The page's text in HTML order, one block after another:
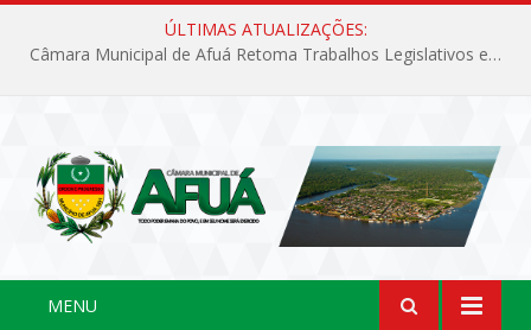
ÚLTIMAS ATUALIZAÇÕES:
Câmara Municipal de Afuá Retoma Trabalhos Legislativos em Sessão Ordinária
MENU